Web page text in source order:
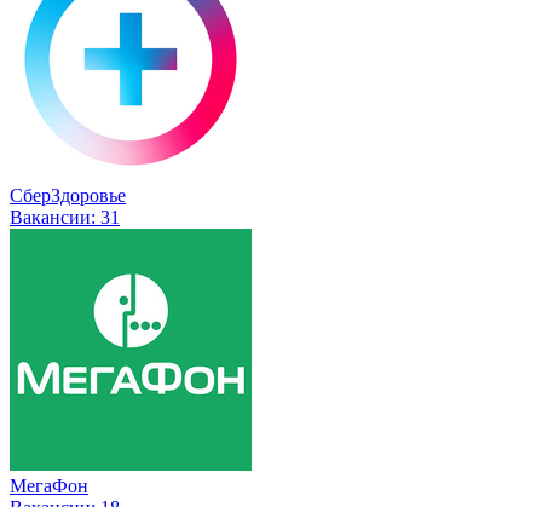
СберЗдоровье
Вакансии: 31
МегаФон